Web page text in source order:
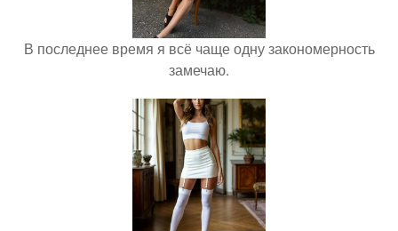
В последнее время я всё чаще одну закономерность
замечаю.